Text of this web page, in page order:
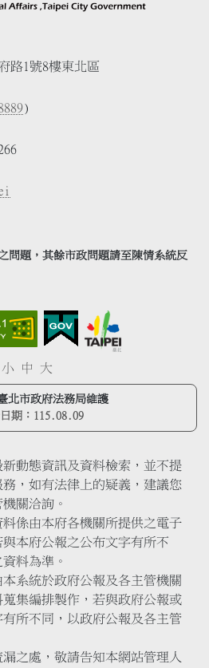
路1號8樓東北區
)
問題，其餘市政問題請至陳情系統反
小 中 大
北市政府法務局維護
期： 115.08.09
動態資訊及資料檢索，並不提
，如有法律上的疑義，建議您
關洽詢。
係由本府各機關所提供之電子
本府公報之公布文字有所不
料為準。
系統於政府公報及各主管機關
集編排製作，若與政府公報或
所不同，以政府公報及各主管
之處，敬請告知本網站管理人